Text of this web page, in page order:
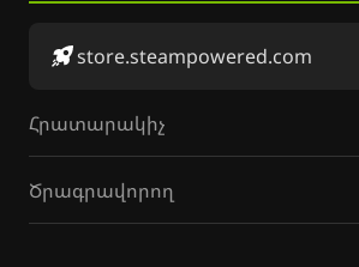
store.steampowered.com
Հրատարակիչ
Ծրագրավորող